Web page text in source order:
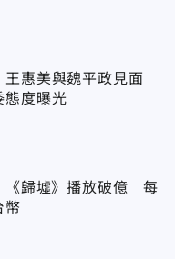
惠美與魏平政見面
度曝光
《歸墟》播放破億 每
幣